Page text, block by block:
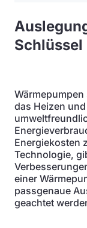
das Heizen
Energiekosten
Technologie,
einer
passgenaue
geachtet